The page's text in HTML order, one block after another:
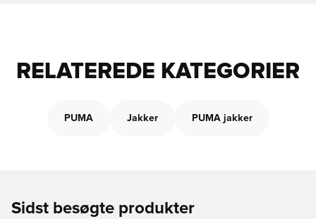
RELATEREDE KATEGORIER
PUMA Jakker PUMA jakker
Sidst besøgte produkter